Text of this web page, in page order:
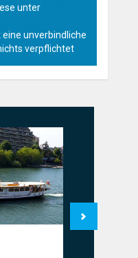
unter
eine unverbindliche
verpflichtet